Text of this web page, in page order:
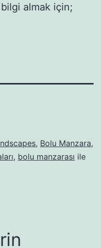
almak için;
, Bolu Manzara,
, bolu manzarası ile